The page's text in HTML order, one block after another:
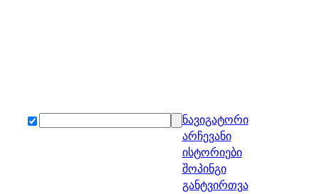
ნავიგატორი
არჩევანი
ისტორიები
შოპინგი
განტვირთვა